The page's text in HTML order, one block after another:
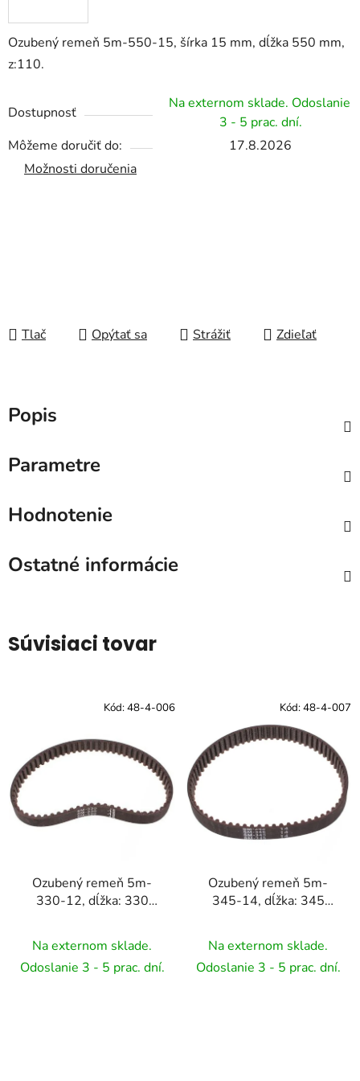
Ozubený remeň 5m-550-15, šírka 15 mm, dĺžka 550 mm,
z:110.
Dostupnosť
Na externom sklade. Odoslanie
3 - 5 prac. dní.
Môžeme doručiť do:
17.8.2026
Možnosti doručenia
Tlač Opýtať sa Strážiť Zdieľať
Popis
Parametre
Hodnotenie
Ostatné informácie
Súvisiaci tovar
Ozubený remeň 5m-
330-12, dĺžka: 330
Na externom sklade.
Odoslanie 3 - 5 prac. dní.
Kód:48-4-006
Ozubený remeň 5m-
345-14, dĺžka: 345
Na externom sklade.
Odoslanie 3 - 5 prac. dní.
Kód:48-4-007